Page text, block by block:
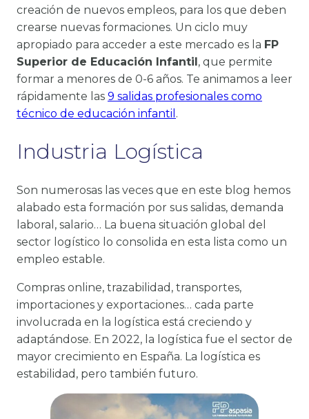
creación de nuevos empleos, para los que deben
crearse nuevas formaciones. Un ciclo muy
apropiado para acceder a este mercado es la FP
Superior de Educación Infantil , que permite
formar a menores de 0-6 años. Te animamos a leer
rápidamente las 9 salidas profesionales como
técnico de educación infantil .
Industria Logística
Son numerosas las veces que en este blog hemos
alabado esta formación por sus salidas, demanda
laboral, salario… La buena situación global del
sector logístico lo consolida en esta lista como un
empleo estable.
Compras online, trazabilidad, transportes,
importaciones y exportaciones… cada parte
involucrada en la logística está creciendo y
adaptándose. En 2022, la logística fue el sector de
mayor crecimiento en España. La logística es
estabilidad, pero también futuro.